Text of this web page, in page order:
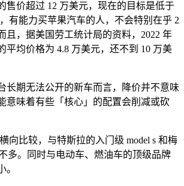
售价超过 12 万美元，现在的目标是低于
有能力买苹果汽车的人，不会特别在乎 2
且，据美国劳工统计局的资料，2022 年
平均价格为 4.8 万美元，还不到 10 万美
长期无法公开的新车而言，降价并不意味
意味着有些「核心」的配置会削减或砍
向比较，与特斯拉的入门级 model s 和梅
多。同时与电动车、燃油车的顶级品牌
。